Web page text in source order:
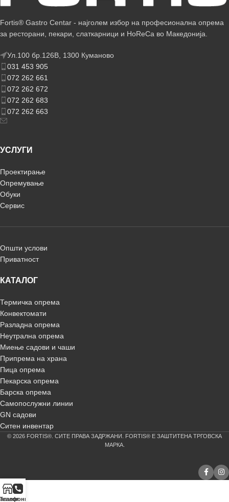
Fortis® Gastro Centar - најголем избор на професионална опрема
за ресторани, пекари, слаткарници и HoReCa во Македонија.
Ул.100 бр.126В, 1300 Куманово
031 453 905
072 262 661
072 262 672
072 262 683
072 262 663
УСЛУГИ
Проектирање
Опремување
Обуки
Сервис
Општи услови
Приватност
КАТАЛОГ
Термичка опрема
Конвектомати
Разладна опрема
Неутрална опрема
Миење садови и чаши
Припрема на храна
Пица опрема
Пекарска опрема
Барска опрема
Самопослужни линии
GN садови
Ситен инвентар
© 2026 FORTIS®. СИТЕ ПРАВА ЗАДРЖАНИ. FORTIS® Е ЗАШТИТЕНА ТРГОВСКА
МАРКА.